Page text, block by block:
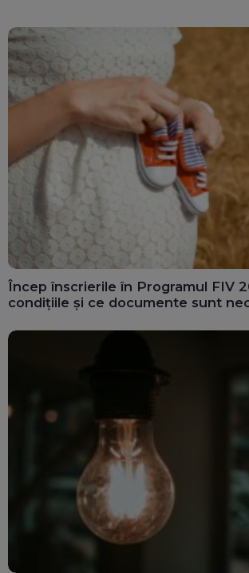
Încep înscrierile în Programul FIV
condițiile și ce documente sunt